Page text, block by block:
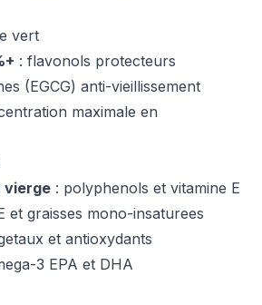
vert
: flavonols protecteurs
(EGCG) anti-vieillissement
maximale en
vierge : polyphenols et vitamine E
et graisses mono-insaturees
et antioxydants
3 EPA et DHA